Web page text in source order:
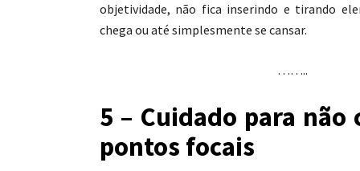
objetividade, não fica inserindo e tirando
chega ou até simplesmente se cansar.
……..
5 – Cuidado para não
pontos focais